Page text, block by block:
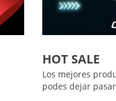
HOT SALE
Los mejores
podes dejar